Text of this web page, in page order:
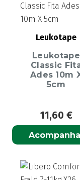
Leukotape
Leukotape
Classic
Ades 10m
5cm
11,60 €